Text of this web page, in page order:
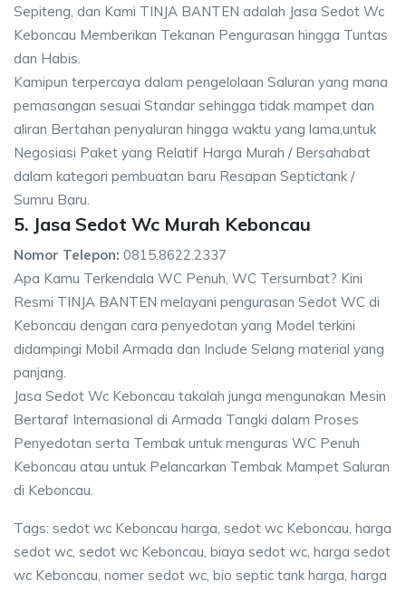
Sepiteng, dan Kami TINJA BANTEN adalah Jasa Sedot Wc
Keboncau Memberikan Tekanan Pengurasan hingga Tuntas
dan Habis.
Kamipun terpercaya dalam pengelolaan Saluran yang mana
pemasangan sesuai Standar sehingga tidak mampet dan
aliran Bertahan penyaluran hingga waktu yang lama,untuk
Negosiasi Paket yang Relatif Harga Murah / Bersahabat
dalam kategori pembuatan baru Resapan Septictank /
Sumru Baru.
5. Jasa Sedot Wc Murah Keboncau
Nomor Telepon: 0815.8622.2337
Apa Kamu Terkendala WC Penuh, WC Tersumbat? Kini
Resmi TINJA BANTEN melayani pengurasan Sedot WC di
Keboncau dengan cara penyedotan yang Model terkini
didampingi Mobil Armada dan Include Selang material yang
panjang.
Jasa Sedot Wc Keboncau takalah junga mengunakan Mesin
Bertaraf Internasional di Armada Tangki dalam Proses
Penyedotan serta Tembak untuk menguras WC Penuh
Keboncau atau untuk Pelancarkan Tembak Mampet Saluran
di Keboncau.
Tags: sedot wc Keboncau harga, sedot wc Keboncau, harga
sedot wc, sedot wc Keboncau, biaya sedot wc, harga sedot
wc Keboncau, nomer sedot wc, bio septic tank harga, harga